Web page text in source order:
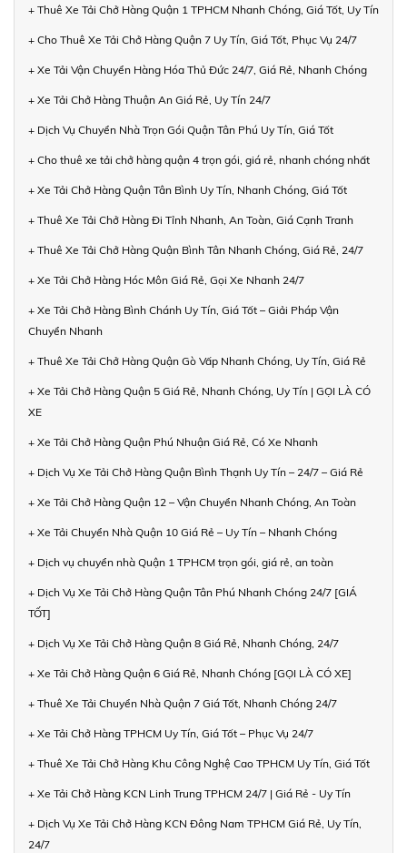
+ Thuê Xe Tải Chở Hàng Quận 1 TPHCM Nhanh Chóng, Giá Tốt, Uy Tín
+ Cho Thuê Xe Tải Chở Hàng Quận 7 Uy Tín, Giá Tốt, Phục Vụ 24/7
+ Xe Tải Vận Chuyển Hàng Hóa Thủ Đức 24/7, Giá Rẻ, Nhanh Chóng
+ Xe Tải Chở Hàng Thuận An Giá Rẻ, Uy Tín 24/7
+ Dịch Vụ Chuyển Nhà Trọn Gói Quận Tân Phú Uy Tín, Giá Tốt
+ Cho thuê xe tải chở hàng quận 4 trọn gói, giá rẻ, nhanh chóng nhất
+ Xe Tải Chở Hàng Quận Tân Bình Uy Tín, Nhanh Chóng, Giá Tốt
+ Thuê Xe Tải Chở Hàng Đi Tỉnh Nhanh, An Toàn, Giá Cạnh Tranh
+ Thuê Xe Tải Chở Hàng Quận Bình Tân Nhanh Chóng, Giá Rẻ, 24/7
+ Xe Tải Chở Hàng Hóc Môn Giá Rẻ, Gọi Xe Nhanh 24/7
+ Xe Tải Chở Hàng Bình Chánh Uy Tín, Giá Tốt – Giải Pháp Vận
Chuyển Nhanh
+ Thuê Xe Tải Chở Hàng Quận Gò Vấp Nhanh Chóng, Uy Tín, Giá Rẻ
+ Xe Tải Chở Hàng Quận 5 Giá Rẻ, Nhanh Chóng, Uy Tín | GỌI LÀ CÓ
XE
+ Xe Tải Chở Hàng Quận Phú Nhuận Giá Rẻ, Có Xe Nhanh
+ Dịch Vụ Xe Tải Chở Hàng Quận Bình Thạnh Uy Tín – 24/7 – Giá Rẻ
+ Xe Tải Chở Hàng Quận 12 – Vận Chuyển Nhanh Chóng, An Toàn
+ Xe Tải Chuyển Nhà Quận 10 Giá Rẻ – Uy Tín – Nhanh Chóng
+ Dịch vụ chuyển nhà Quận 1 TPHCM trọn gói, giá rẻ, an toàn
+ Dịch Vụ Xe Tải Chở Hàng Quận Tân Phú Nhanh Chóng 24/7 [GIÁ
TỐT]
+ Dịch Vụ Xe Tải Chở Hàng Quận 8 Giá Rẻ, Nhanh Chóng, 24/7
+ Xe Tải Chở Hàng Quận 6 Giá Rẻ, Nhanh Chóng [GỌI LÀ CÓ XE]
+ Thuê Xe Tải Chuyển Nhà Quận 7 Giá Tốt, Nhanh Chóng 24/7
+ Xe Tải Chở Hàng TPHCM Uy Tín, Giá Tốt – Phục Vụ 24/7
+ Thuê Xe Tải Chở Hàng Khu Công Nghệ Cao TPHCM Uy Tín, Giá Tốt
+ Xe Tải Chở Hàng KCN Linh Trung TPHCM 24/7 | Giá Rẻ - Uy Tín
+ Dịch Vụ Xe Tải Chở Hàng KCN Đông Nam TPHCM Giá Rẻ, Uy Tín,
24/7